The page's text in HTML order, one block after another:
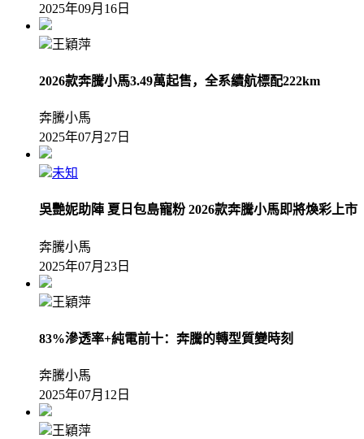
2025年09月16日
王穎萍
2026款奔騰小馬3.49萬起售，全系續航標配222km
奔騰小馬
2025年07月27日
未知
吳艷妮助陣 夏日包島寵粉 2026款奔騰小馬即將煥彩上市
奔騰小馬
2025年07月23日
王穎萍
83%滲透率+純電前十：奔騰的轉型質變時刻
奔騰小馬
2025年07月12日
王穎萍